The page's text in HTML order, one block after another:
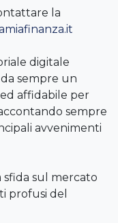
la
digitale
sempre un
affidabile per
sempre
avvenimenti
sul mercato
profusi del